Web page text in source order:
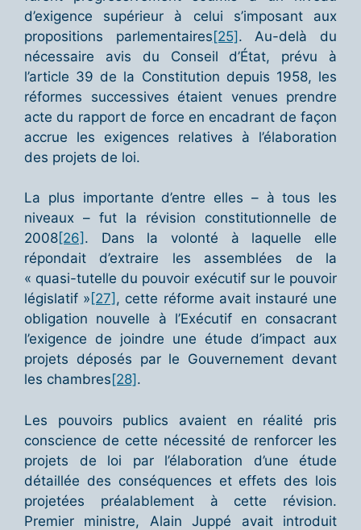
d’exigence supérieur à celui s’imposant aux
propositions parlementaires[25]. Au-delà du
nécessaire avis du Conseil d’État, prévu à
l’article 39 de la Constitution depuis 1958, les
réformes successives étaient venues prendre
acte du rapport de force en encadrant de façon
accrue les exigences relatives à l’élaboration
des projets de loi.
La plus importante d’entre elles – à tous les
niveaux – fut la révision constitutionnelle de
2008[26] . Dans la volonté à laquelle elle
répondait d’extraire les assemblées de la
« quasi-tutelle du pouvoir exécutif sur le pouvoir
législatif » [27] , cette réforme avait instauré une
obligation nouvelle à l’Exécutif en consacrant
l’exigence de joindre une étude d’impact aux
projets déposés par le Gouvernement devant
les chambres [28] .
Les pouvoirs publics avaient en réalité pris
conscience de cette nécessité de renforcer les
projets de loi par l’élaboration d’une étude
détaillée des conséquences et effets des lois
projetées préalablement à cette révision.
Premier ministre, Alain Juppé avait introduit